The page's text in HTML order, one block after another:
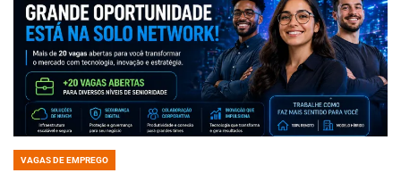
POSTED
VAGAS DE EMPREGO